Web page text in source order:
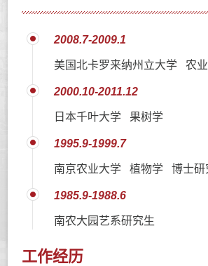
2008.7-2009.1
美国北卡罗来纳州立大学 农
2000.10-2011.12
日本千叶大学 果树学
1995.9-1999.7
南京农业大学 植物学 博士研
1985.9-1988.6
南农大园艺系研究生
工作经历